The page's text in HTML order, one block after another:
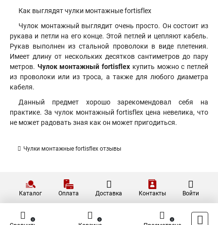
Как выглядят чулки монтажные fortisflex
Чулок монтажный выглядит очень просто. Он состоит из
рукава и петли на его конце. Этой петлей и цепляют кабель.
Рукав выполнен из стальной проволоки в виде плетения.
Имеет длину от нескольких десятков сантиметров до пару
метров. Чулок монтажный fortisflex купить можно с петлей
из проволоки или из троса, а также для любого диаметра
кабеля.
Данный предмет хорошо зарекомендовал себя на
практике. За чулок монтажный fortisflex цена невелика, что
не может радовать зная как он может пригодиться.
Чулки монтажные fortisflex отзывы
Каталог Оплата Доставка Контакты Войти
0 0 0